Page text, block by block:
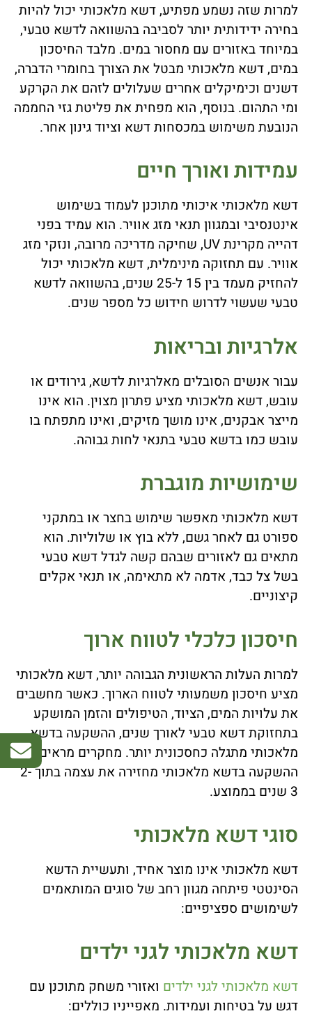
למרות שזה נשמע מפתיע, דשא מלאכותי יכול להיות
בחירה ידידותית יותר לסביבה בהשוואה לדשא טבעי,
במיוחד באזורים עם מחסור במים. מלבד החיסכון
במים, דשא מלאכותי מבטל את הצורך בחומרי הדברה,
דשנים וכימיקלים אחרים שעלולים לזהם את הקרקע
ומי התהום. בנוסף, הוא מפחית את פליטת גזי החממה
הנובעת משימוש במכסחות דשא וציוד גינון אחר.
עמידות ואורך חיים
דשא מלאכותי איכותי מתוכנן לעמוד בשימוש
אינטנסיבי ובמגוון תנאי מזג אוויר. הוא עמיד בפני
דהייה מקרינת UV, שחיקה מדריכה מרובה, ונזקי מזג
אוויר. עם תחזוקה מינימלית, דשא מלאכותי יכול
להחזיק מעמד בין 15 ל-25 שנים, בהשוואה לדשא
טבעי שעשוי לדרוש חידוש כל מספר שנים.
אלרגיות ובריאות
עבור אנשים הסובלים מאלרגיות לדשא, גירודים או
עובש, דשא מלאכותי מציע פתרון מצוין. הוא אינו
מייצר אבקנים, אינו מושך מזיקים, ואינו מתפתח בו
עובש כמו בדשא טבעי בתנאי לחות גבוהה.
שימושיות מוגברת
דשא מלאכותי מאפשר שימוש בחצר או במתקני
ספורט גם לאחר גשם, ללא בוץ או שלוליות. הוא
מתאים גם לאזורים שבהם קשה לגדל דשא טבעי
בשל צל כבד, אדמה לא מתאימה, או תנאי אקלים
קיצוניים.
חיסכון כלכלי לטווח ארוך
למרות העלות הראשונית הגבוהה יותר, דשא מלאכותי
מציע חיסכון משמעותי לטווח הארוך. כאשר מחשבים
את עלויות המים, הציוד, הטיפולים והזמן המושקע
בתחזוקת דשא טבעי לאורך שנים, ההשקעה בדשא
מלאכותי מתגלה כחסכונית יותר. מחקרים מראים כי
ההשקעה בדשא מלאכותי מחזירה את עצמה בתוך 2-
3 שנים בממוצע.
סוגי דשא מלאכותי
דשא מלאכותי אינו מוצר אחיד, ותעשיית הדשא
הסינטטי פיתחה מגוון רחב של סוגים המותאמים
לשימושים ספציפיים:
דשא מלאכותי לגני ילדים
דשא מלאכותי לגני ילדים ואזורי משחק מתוכנן עם
דגש על בטיחות ועמידות. מאפייניו כוללים: